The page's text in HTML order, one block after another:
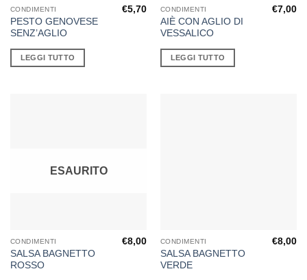
CONDIMENTI
PESTO GENOVESE
SENZ’AGLIO
€5,70
LEGGI TUTTO
CONDIMENTI
AIÈ CON AGLIO DI
VESSALICO
€7,00
LEGGI TUTTO
ESAURITO
CONDIMENTI
SALSA BAGNETTO
ROSSO
€8,00 CONDIMENTI
SALSA BAGNETTO
VERDE
€8,00